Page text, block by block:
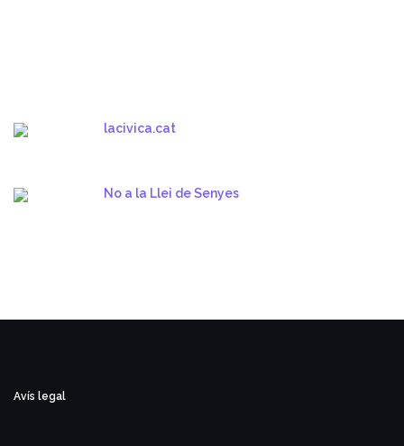
lacivica.cat
No a la Llei de Senyes
Avís legal